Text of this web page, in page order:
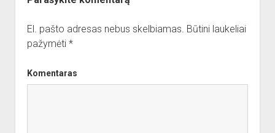
El. pašto adresas nebus skelbiamas. Būtini laukeliai
pažymėti *
Komentaras